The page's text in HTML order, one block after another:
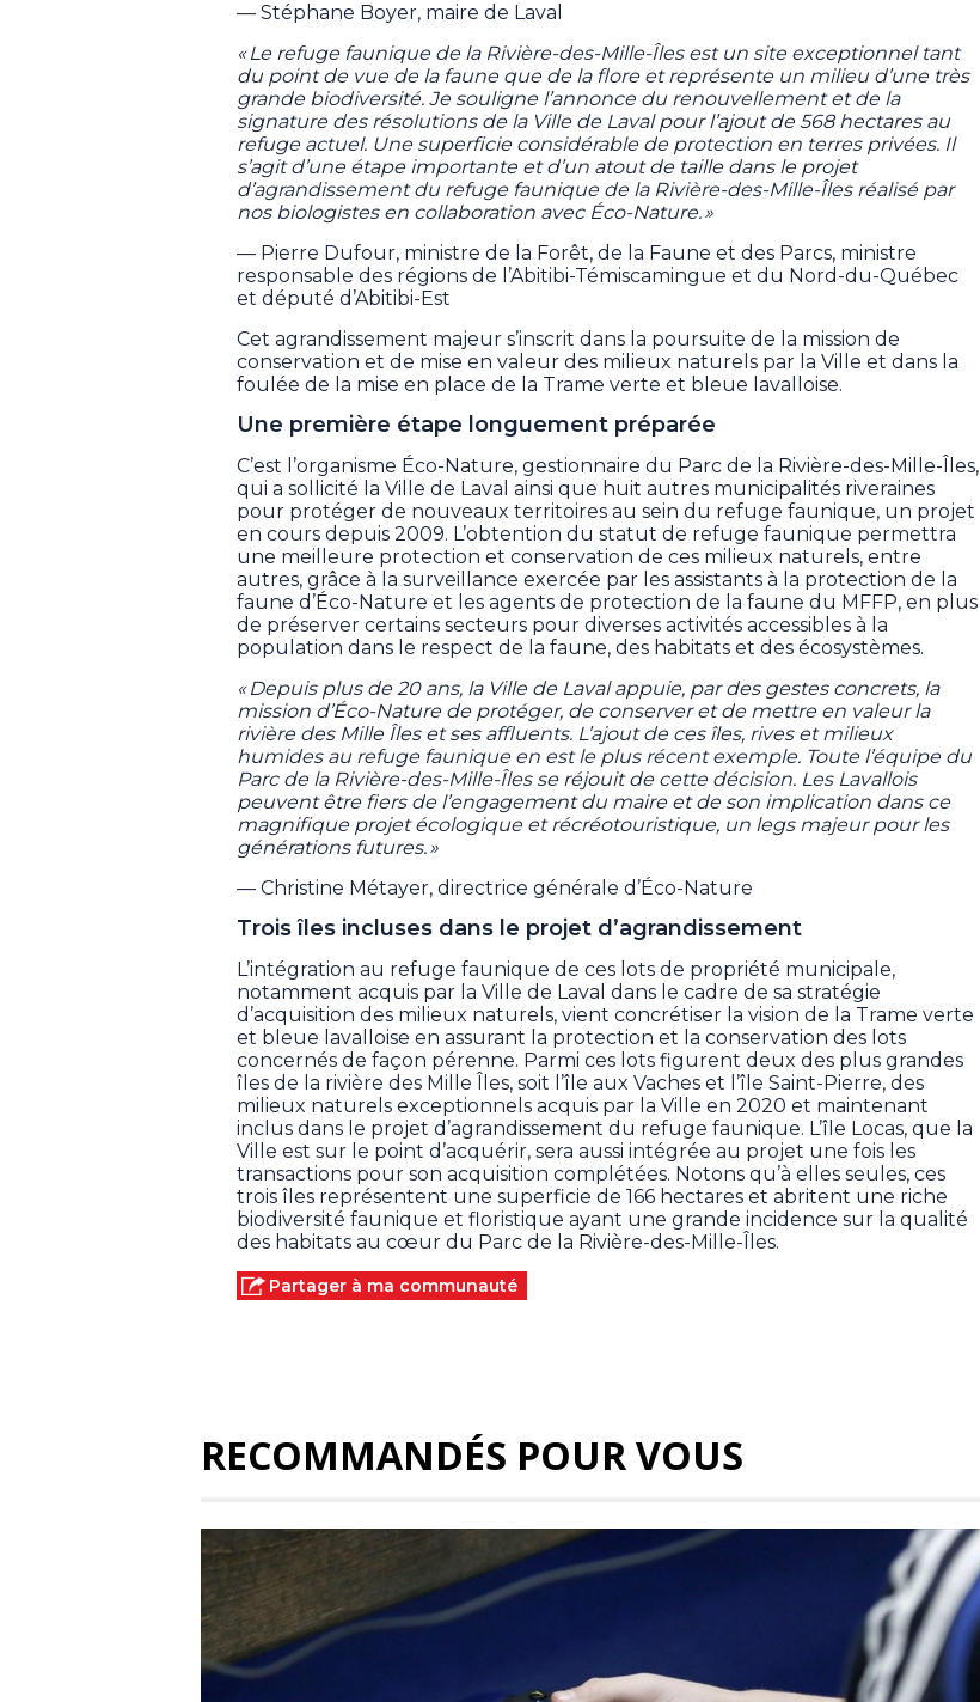
— Stéphane Boyer, maire de Laval
« Le refuge faunique de la Rivière-des-Mille-Îles est un site exceptionnel tant
du point de vue de la faune que de la flore et représente un milieu d’une très
grande biodiversité. Je souligne l’annonce du renouvellement et de la
signature des résolutions de la Ville de Laval pour l’ajout de 568 hectares au
refuge actuel. Une superficie considérable de protection en terres privées. Il
s’agit d’une étape importante et d’un atout de taille dans le projet
d’agrandissement du refuge faunique de la Rivière-des-Mille-Îles réalisé par
nos biologistes en collaboration avec Éco-Nature. »
— Pierre Dufour, ministre de la Forêt, de la Faune et des Parcs, ministre
responsable des régions de l’Abitibi-Témiscamingue et du Nord-du-Québec
et député d’Abitibi-Est
Cet agrandissement majeur s’inscrit dans la poursuite de la mission de
conservation et de mise en valeur des milieux naturels par la Ville et dans la
foulée de la mise en place de la Trame verte et bleue lavalloise.
Une première étape longuement préparée
C’est l’organisme Éco-Nature, gestionnaire du Parc de la Rivière-des-Mille-Îles,
qui a sollicité la Ville de Laval ainsi que huit autres municipalités riveraines
pour protéger de nouveaux territoires au sein du refuge faunique, un projet
en cours depuis 2009. L’obtention du statut de refuge faunique permettra
une meilleure protection et conservation de ces milieux naturels, entre
autres, grâce à la surveillance exercée par les assistants à la protection de la
faune d’Éco-Nature et les agents de protection de la faune du MFFP, en plus
de préserver certains secteurs pour diverses activités accessibles à la
population dans le respect de la faune, des habitats et des écosystèmes.
« Depuis plus de 20 ans, la Ville de Laval appuie, par des gestes concrets, la
mission d’Éco-Nature de protéger, de conserver et de mettre en valeur la
rivière des Mille Îles et ses affluents. L’ajout de ces îles, rives et milieux
humides au refuge faunique en est le plus récent exemple. Toute l’équipe du
Parc de la Rivière-des-Mille-Îles se réjouit de cette décision. Les Lavallois
peuvent être fiers de l’engagement du maire et de son implication dans ce
magnifique projet écologique et récréotouristique, un legs majeur pour les
générations futures. »
— Christine Métayer, directrice générale d’Éco-Nature
Trois îles incluses dans le projet d’agrandissement
L’intégration au refuge faunique de ces lots de propriété municipale,
notamment acquis par la Ville de Laval dans le cadre de sa stratégie
d’acquisition des milieux naturels, vient concrétiser la vision de la Trame verte
et bleue lavalloise en assurant la protection et la conservation des lots
concernés de façon pérenne. Parmi ces lots figurent deux des plus grandes
îles de la rivière des Mille Îles, soit l’île aux Vaches et l’île Saint-Pierre, des
milieux naturels exceptionnels acquis par la Ville en 2020 et maintenant
inclus dans le projet d’agrandissement du refuge faunique. L’île Locas, que la
Ville est sur le point d’acquérir, sera aussi intégrée au projet une fois les
transactions pour son acquisition complétées. Notons qu’à elles seules, ces
trois îles représentent une superficie de 166 hectares et abritent une riche
biodiversité faunique et floristique ayant une grande incidence sur la qualité
des habitats au cœur du Parc de la Rivière-des-Mille-Îles.
Partager à ma communauté
RECOMMANDÉS POUR VOUS